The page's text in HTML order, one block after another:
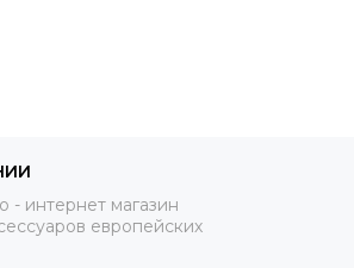
- интернет магазин
европейских